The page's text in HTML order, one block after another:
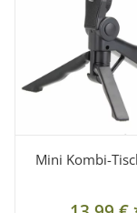
Mini Kombi-